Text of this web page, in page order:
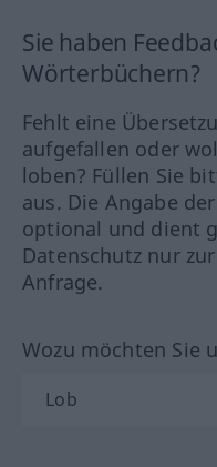
Sie haben
Wörterbüchern?
Fehlt eine
aufgefallen oder
loben? Füllen Sie
aus. Die Angabe
optional und dient
Datenschutz nur
Anfrage.
Wozu möchten Sie